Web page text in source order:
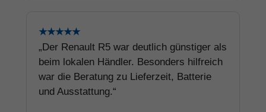
★★★★★
„Der Renault R5 war deutlich günstiger als
beim lokalen Händler. Besonders hilfreich
war die Beratung zu Lieferzeit, Batterie
und Ausstattung.“